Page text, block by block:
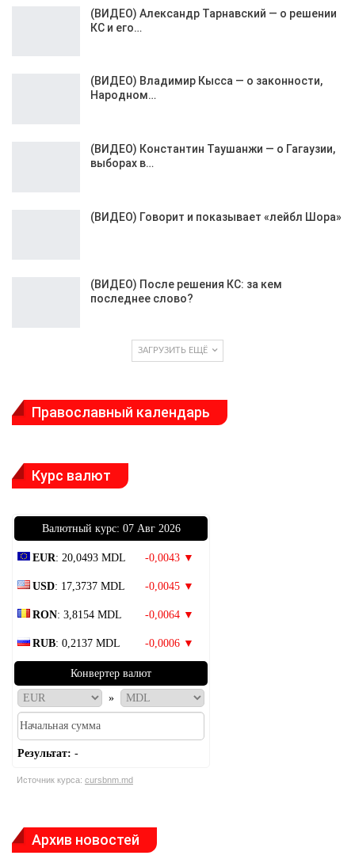
(ВИДЕО) Александр Тарнавский — о решении
КС и его…
(ВИДЕО) Владимир Кысса — о законности,
Народном…
(ВИДЕО) Константин Таушанжи — о Гагаузии,
выборах в…
(ВИДЕО) Говорит и показывает «лейбл Шора»
(ВИДЕО) После решения КС: за кем
последнее слово?
ЗАГРУЗИТЬ ЕЩЁ
Православный календарь
Курс валют
Bалютный курс: 07 Авг 2026
EUR: 20,0493 MDL -0,0043 ▼
USD: 17,3737 MDL -0,0045 ▼
RON: 3,8154 MDL -0,0064 ▼
RUB: 0,2137 MDL -0,0006 ▼
Конвертер валют
»
Результат: -
Источник курса: cursbnm.md
Архив новостей